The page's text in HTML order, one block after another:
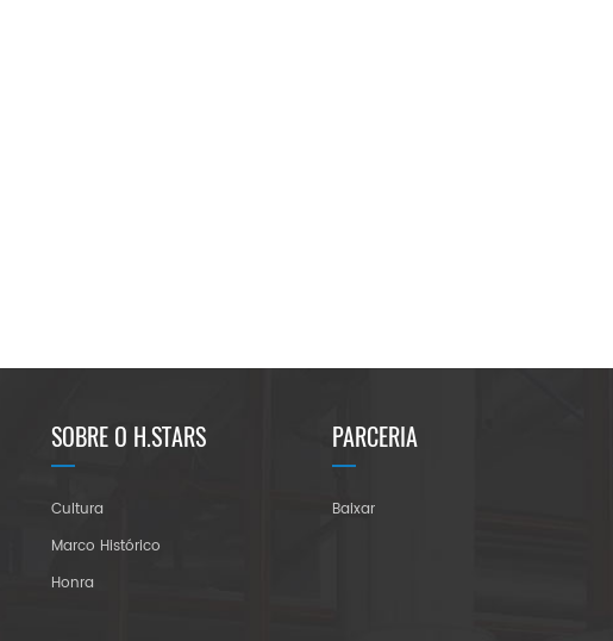
SOBRE O H.STARS
Cultura
Marco Histórico
Honra
PARCERIA
Baixar